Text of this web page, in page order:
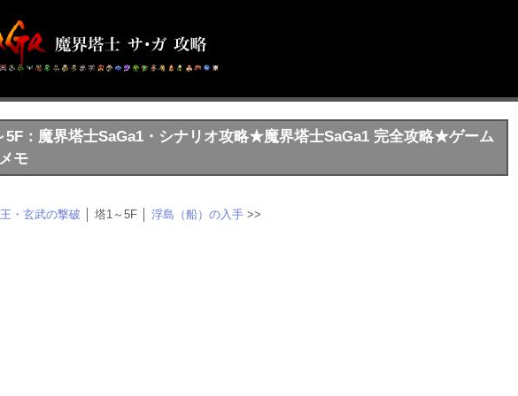
5F：魔界塔士SaGa1・シナリオ攻略★魔界塔士SaGa1 完全攻略★ゲーム
モ
・玄武の撃破 │ 塔1～5F │ 浮島（船）の入手 >>